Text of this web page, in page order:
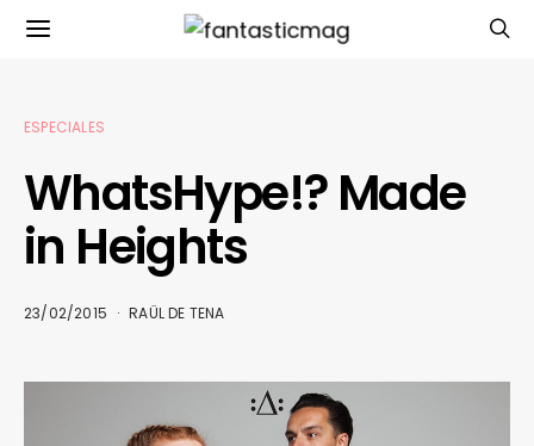
ESPECIALES
WhatsHype!? Made
in Heights
23/02/2015 RAÜL DE TENA